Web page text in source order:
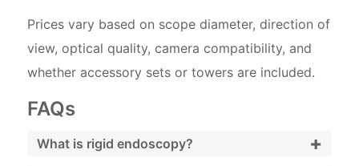
Prices vary based on scope diameter, direction of
view, optical quality, camera compatibility, and
whether accessory sets or towers are included.
FAQs
What is rigid endoscopy? +